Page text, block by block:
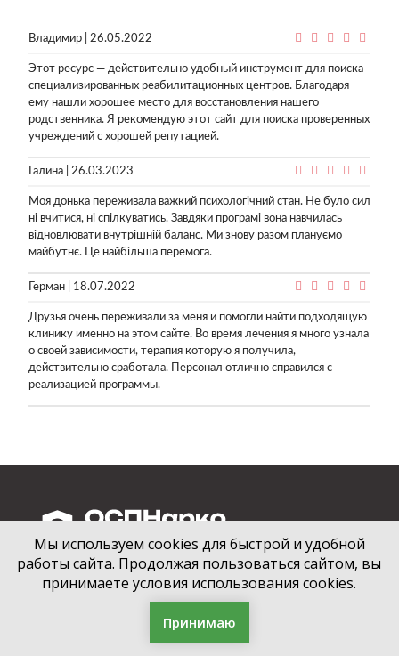
Владимир | 26.05.2022
Этот ресурс — действительно удобный инструмент для поиска
специализированных реабилитационных центров. Благодаря
ему нашли хорошее место для восстановления нашего
родственника. Я рекомендую этот сайт для поиска проверенных
учреждений с хорошей репутацией.
Галина | 26.03.2023
Моя донька переживала важкий психологічний стан. Не було сил
ні вчитися, ні спілкуватись. Завдяки програмі вона навчилась
відновлювати внутрішній баланс. Ми знову разом плануємо
майбутнє. Це найбільша перемога.
Герман | 18.07.2022
Друзья очень переживали за меня и помогли найти подходящую
клинику именно на этом сайте. Во время лечения я много узнала
о своей зависимости, терапия которую я получила,
действительно сработала. Персонал отлично справился с
реализацией программы.
Інформаційний ресурс про лікування залежностей в Україні
© 2026 Всі права захищені
Мы используем cookies для быстрой и удобной
работы сайта. Продолжая пользоваться сайтом, вы
принимаете условия использования cookies.
Принимаю